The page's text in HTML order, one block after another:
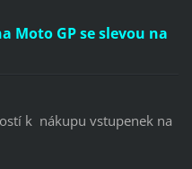
Moto GP se slevou na
k nákupu vstupenek na